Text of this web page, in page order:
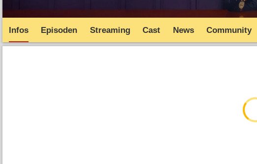
Infos Episoden Streaming Cast News Community